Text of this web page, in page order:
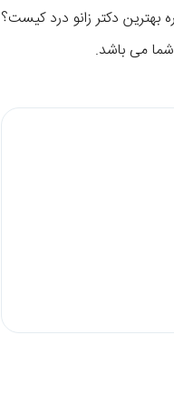
بهترین دکتر زانو درد کیست؟
می ‌باشد.